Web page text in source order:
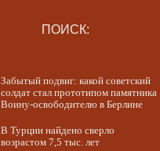
ПОИСК:
Забытый подвиг: какой советский
солдат стал прототипом памятника
Воину-освободителю в Берлине
В Турции найдено сверло
возрастом 7,5 тыс. лет